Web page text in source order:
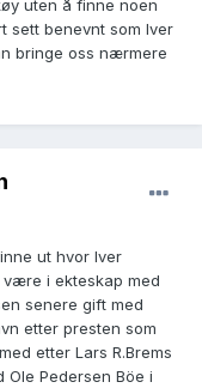
uten å finne noen
sett benevnt som Iver
bringe oss nærmere
ut hvor Iver
i ekteskap med
senere gift med
etter presten som
etter Lars R.Brems
Ole Pedersen Böe i